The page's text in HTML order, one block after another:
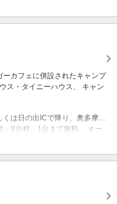
カフェに併設されたキャンプ
ス・タイニーハウス、 キャン